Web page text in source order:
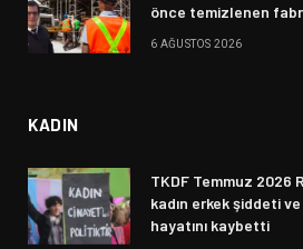
önce temizlenen
6 AĞUSTOS 2026
KADIN
TKDF Temmuz 2026
kadın erkek şiddeti
hayatını kaybetti